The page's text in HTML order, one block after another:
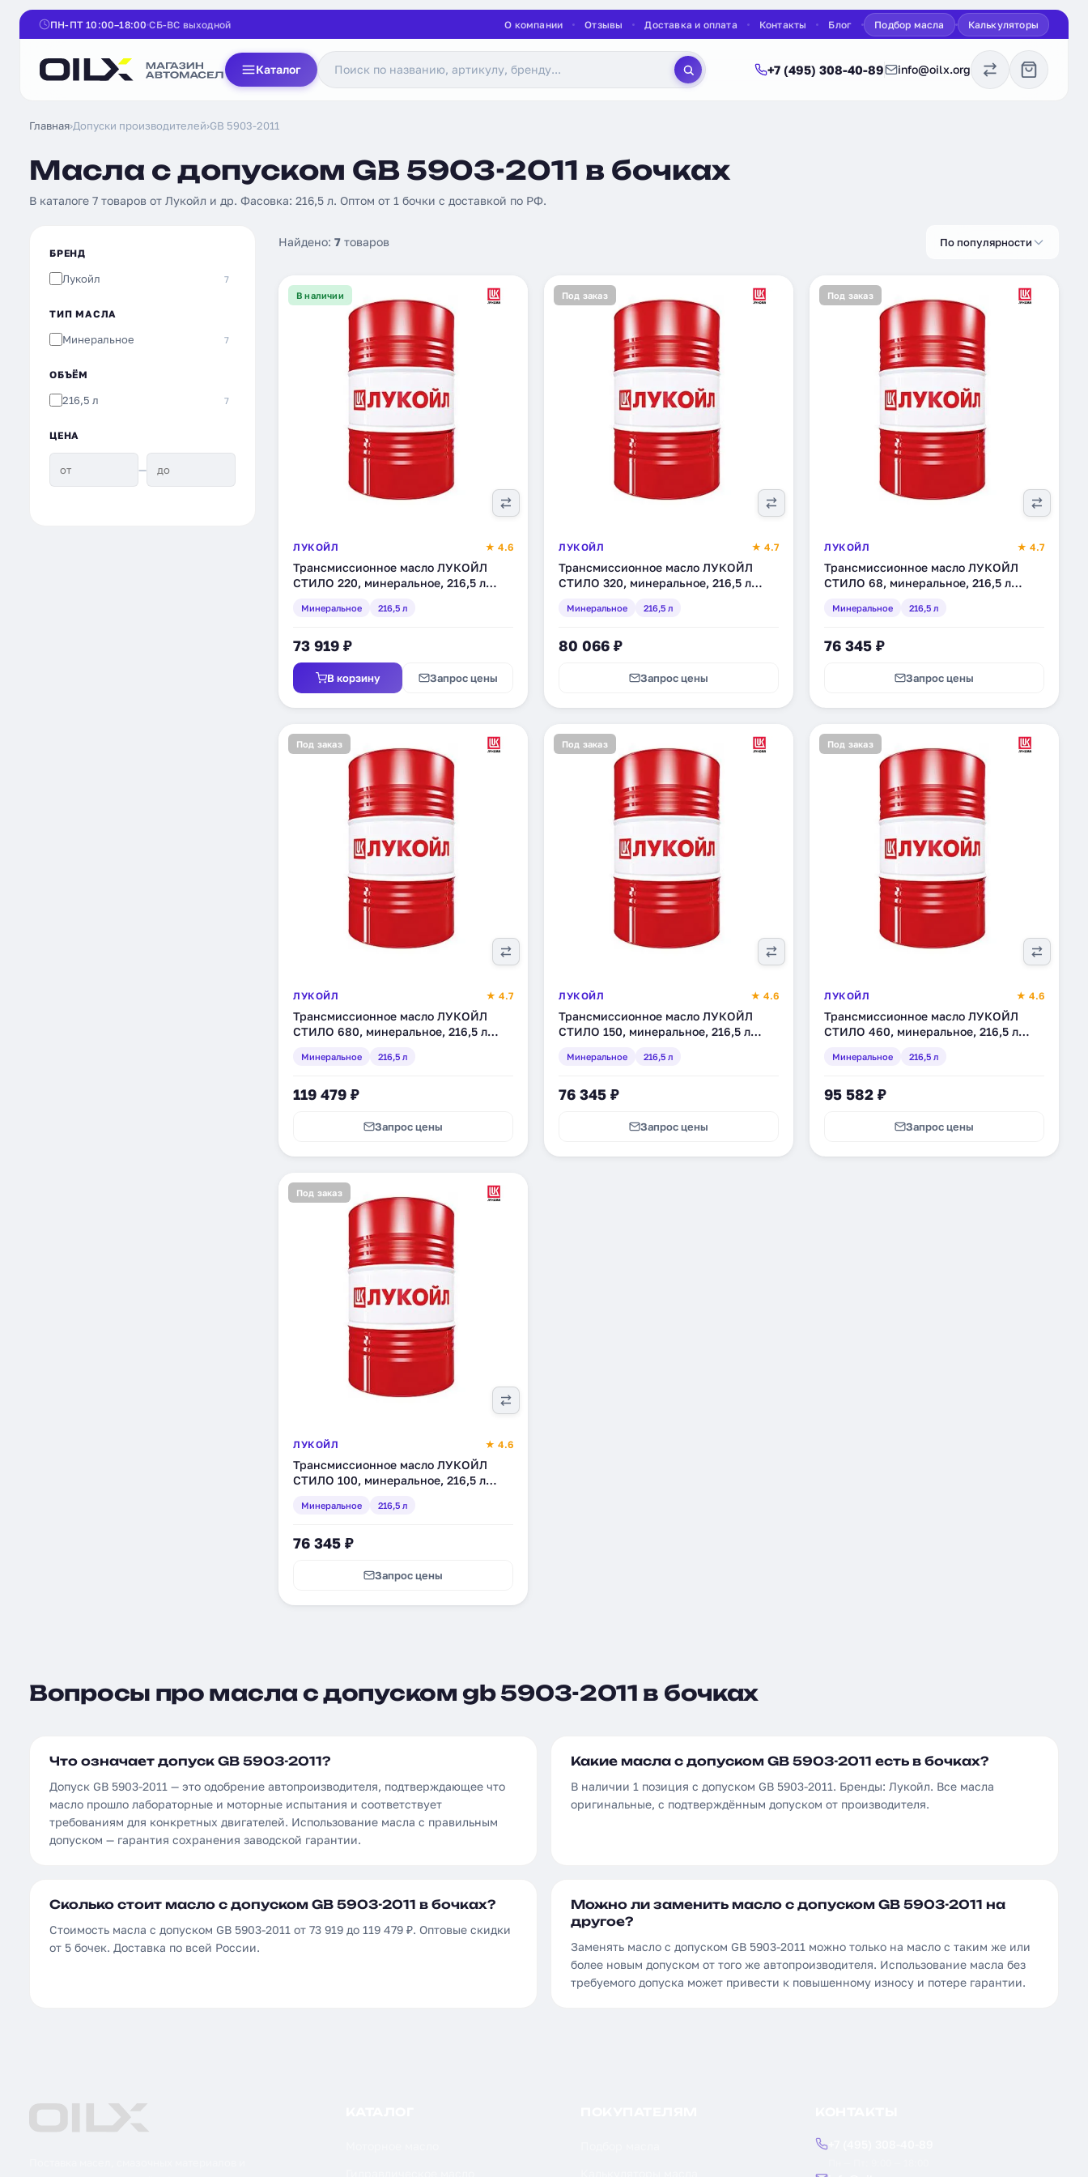
ПН-ПТ 10:00–18:00 СБ-ВС выходной О компании Отзывы Доставка и оплата Контакты Блог Подбор масла Калькуляторы
Каталог +7 (495) 308-40-89 info@oilx.org
Главная›Допуски производителей›GB 5903-2011
Масла с допуском GB 5903-2011 в бочках
В каталоге 7 товаров от Лукойл и др. Фасовка: 216,5 л. Оптом от 1 бочки с доставкой по РФ.
БРЕНД
Лукойл 7
ТИП МАСЛА
Минеральное 7
ОБЪЁМ
216,5 л 7
ЦЕНА
—
Найдено: 7 товаров По популярности
В наличии
ЛУКОЙЛ ★ 4.6
Трансмиссионное масло ЛУКОЙЛ
СТИЛО 220, минеральное, 216,5 л
Минеральное 216,5 л
73 919 ₽
В корзину Запрос цены
Под заказ
ЛУКОЙЛ ★ 4.7
Трансмиссионное масло ЛУКОЙЛ
СТИЛО 320, минеральное, 216,5 л
Минеральное 216,5 л
80 066 ₽
Запрос цены
Под заказ
ЛУКОЙЛ ★ 4.7
Трансмиссионное масло ЛУКОЙЛ
СТИЛО 68, минеральное, 216,5 л
Минеральное 216,5 л
76 345 ₽
Запрос цены
Под заказ
ЛУКОЙЛ ★ 4.7
Трансмиссионное масло ЛУКОЙЛ
СТИЛО 680, минеральное, 216,5 л
Минеральное 216,5 л
119 479 ₽
Запрос цены
Под заказ
ЛУКОЙЛ ★ 4.6
Трансмиссионное масло ЛУКОЙЛ
СТИЛО 150, минеральное, 216,5 л
Минеральное 216,5 л
76 345 ₽
Запрос цены
Под заказ
ЛУКОЙЛ ★ 4.6
Трансмиссионное масло ЛУКОЙЛ
СТИЛО 460, минеральное, 216,5 л
Минеральное 216,5 л
95 582 ₽
Запрос цены
Под заказ
ЛУКОЙЛ ★ 4.6
Трансмиссионное масло ЛУКОЙЛ
СТИЛО 100, минеральное, 216,5 л
Минеральное 216,5 л
76 345 ₽
Запрос цены
Вопросы про масла с допуском gb 5903-2011 в бочках
Что означает допуск GB 5903-2011?
Допуск GB 5903-2011 — это одобрение автопроизводителя, подтверждающее что
масло прошло лабораторные и моторные испытания и соответствует
требованиям для конкретных двигателей. Использование масла с правильным
допуском — гарантия сохранения заводской гарантии.
Какие масла с допуском GB 5903-2011 есть в бочках?
В наличии 1 позиция с допуском GB 5903-2011. Бренды: Лукойл. Все масла
оригинальные, с подтверждённым допуском от производителя.
Сколько стоит масло с допуском GB 5903-2011 в бочках?
Стоимость масла с допуском GB 5903-2011 от 73 919 до 119 479 ₽. Оптовые скидки
от 5 бочек. Доставка по всей России.
Можно ли заменить масло с допуском GB 5903-2011 на
другое?
Заменять масло с допуском GB 5903-2011 можно только на масло с таким же или
более новым допуском от того же автопроизводителя. Использование масла без
требуемого допуска может привести к повышенному износу и потере гарантии.